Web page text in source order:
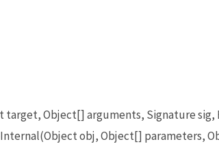
Object[] arguments, Signature sig,
obj, Object[] parameters,